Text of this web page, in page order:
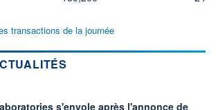
transactions de la journée
s'envole après l'annonce de